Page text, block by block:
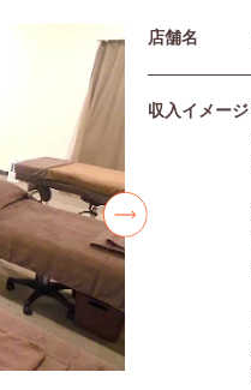
利用規約
サイトマップ
店舗名
収入イメージ